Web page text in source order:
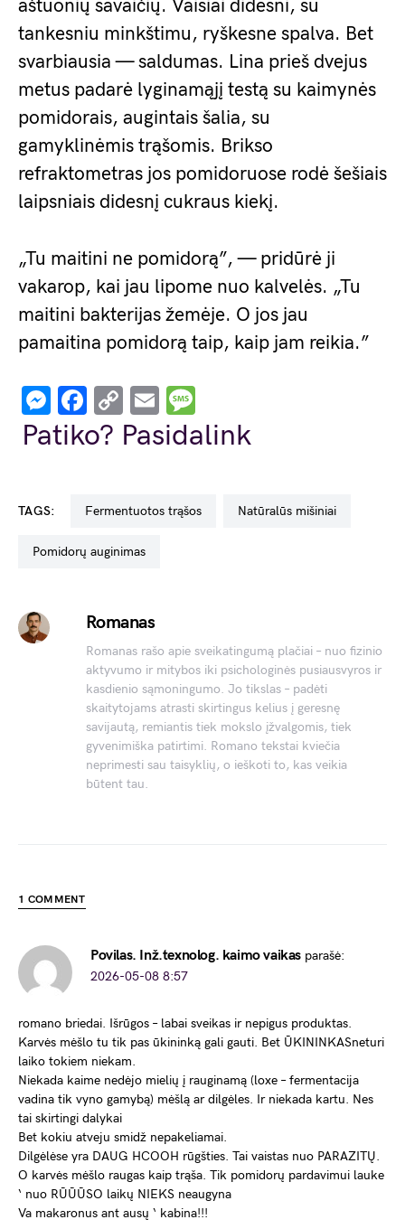
aštuonių savaičių. Vaisiai didesni, su
tankesniu minkštimu, ryškesne spalva. Bet
svarbiausia — saldumas. Lina prieš dvejus
metus padarė lyginamąjį testą su kaimynės
pomidorais, augintais šalia, su
gamyklinėmis trąšomis. Brikso
refraktometras jos pomidoruose rodė šešiais
laipsniais didesnį cukraus kiekį.
„Tu maitini ne pomidorą”, — pridūrė ji
vakarop, kai jau lipome nuo kalvelės. „Tu
maitini bakterijas žemėje. O jos jau
pamaitina pomidorą taip, kaip jam reikia.”
Messenger
Facebook
Copy
Link
Email
Patiko? Pasidalink
TAGS: fermentuotos trąšos natūralūs mišiniai
pomidorų auginimas
Romanas
Romanas rašo apie sveikatingumą plačiai – nuo fizinio
aktyvumo ir mitybos iki psichologinės pusiausvyros ir
kasdienio sąmoningumo. Jo tikslas – padėti
skaitytojams atrasti skirtingus kelius į geresnę
savijautą, remiantis tiek mokslo įžvalgomis, tiek
gyvenimiška patirtimi. Romano tekstai kviečia
neprimesti sau taisyklių, o ieškoti to, kas veikia
būtent tau.
1 COMMENT
Povilas. Inž.texnolog. kaimo vaikas parašė:
2026-05-08 8:57
romano briedai. Išrūgos – labai sveikas ir nepigus produktas.
Karvės mėšlo tu tik pas ūkininką gali gauti. Bet ŪKININKASneturi
laiko tokiem niekam.
Niekada kaime nedėjo mielių į rauginamą (loxe – fermentacija
vadina tik vyno gamybą) mėšlą ar dilgėles. Ir niekada kartu. Nes
tai skirtingi dalykai
Bet kokiu atveju smidž nepakeliamai.
Dilgėlėse yra DAUG HCOOH rūgšties. Tai vaistas nuo PARAZITŲ.
O karvės mėšlo raugas kaip trąša. Tik pomidorų pardavimui lauke
‘ nuo RŪŪŪSO laikų NIEKS neaugyna
Va makaronus ant ausų ‘ kabina!!!